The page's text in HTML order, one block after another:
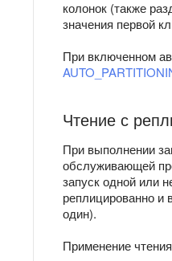
колонок (также
значения первой
При включенном
Чтение с
При выполнении
обслуживающей
запуск одной или
реплицированно и
один).
Применение